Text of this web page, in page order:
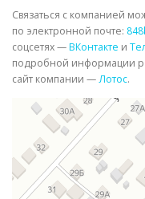
Связаться с компанией
по электронной почте:
соцсетях —ВКонтакте и
подробной информации
сайт компании —Лотос.